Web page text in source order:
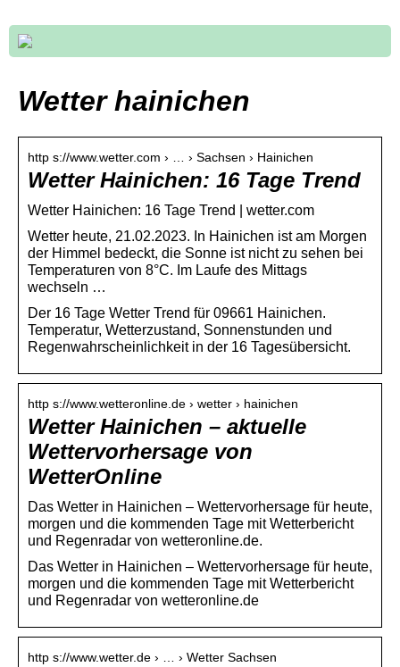
Wetter hainichen
http s://www.wetter.com › … › Sachsen › Hainichen
Wetter Hainichen: 16 Tage Trend
Wetter Hainichen: 16 Tage Trend | wetter.com
Wetter heute, 21.02.2023. In Hainichen ist am Morgen
der Himmel bedeckt, die Sonne ist nicht zu sehen bei
Temperaturen von 8°C. Im Laufe des Mittags
wechseln …
Der 16 Tage Wetter Trend für 09661 Hainichen.
Temperatur, Wetterzustand, Sonnenstunden und
Regenwahrscheinlichkeit in der 16 Tagesübersicht.
http s://www.wetteronline.de › wetter › hainichen
Wetter Hainichen – aktuelle
Wettervorhersage von
WetterOnline
Das Wetter in Hainichen – Wettervorhersage für heute,
morgen und die kommenden Tage mit Wetterbericht
und Regenradar von wetteronline.de.
Das Wetter in Hainichen – Wettervorhersage für heute,
morgen und die kommenden Tage mit Wetterbericht
und Regenradar von wetteronline.de
http s://www.wetter.de › … › Wetter Sachsen